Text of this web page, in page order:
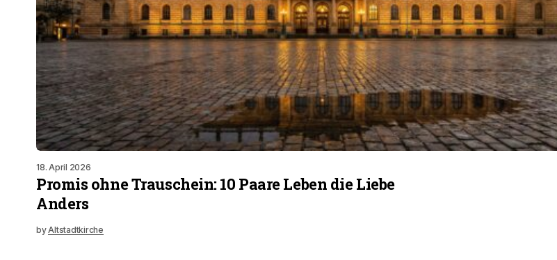
18. April 2026
Promis ohne Trauschein: 10 Paare Leben die Liebe
Anders
byAltstadtkirche